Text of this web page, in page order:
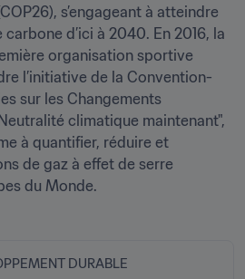
s’engageant à atteindre
d’ici à 2040. En 2016, la
organisation sportive
l’initiative de la Convention-
sur les Changements
climatique maintenant",
à quantifier, réduire et
de gaz à effet de serre
DURABLE